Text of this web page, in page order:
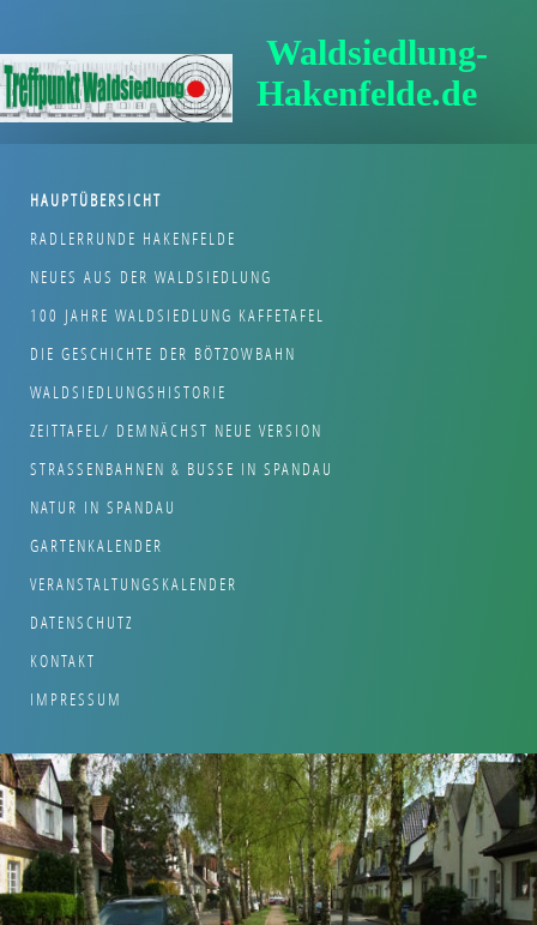
Waldsiedlung-
Hakenfelde.de
HAUPTÜBERSICHT
RADLERRUNDE HAKENFELDE
NEUES AUS DER WALDSIEDLUNG
100 JAHRE WALDSIEDLUNG KAFFETAFEL
DIE GESCHICHTE DER BÖTZOWBAHN
WALDSIEDLUNGSHISTORIE
ZEITTAFEL/ DEMNÄCHST NEUE VERSION
STRASSENBAHNEN & BUSSE IN SPANDAU
NATUR IN SPANDAU
GARTENKALENDER
VERANSTALTUNGSKALENDER
DATENSCHUTZ
KONTAKT
IMPRESSUM